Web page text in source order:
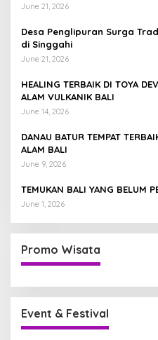
June 21, 2026
Desa Penglipuran Surga
di Singgahi
June 21, 2026
HEALING TERBAIK DI TOYA
ALAM VULKANIK BALI
June 14, 2026
DANAU BATUR TEMPAT
ALAM BALI
June 9, 2026
TEMUKAN BALI YANG BELUM
June 1, 2026
Promo Wisata
Event & Festival